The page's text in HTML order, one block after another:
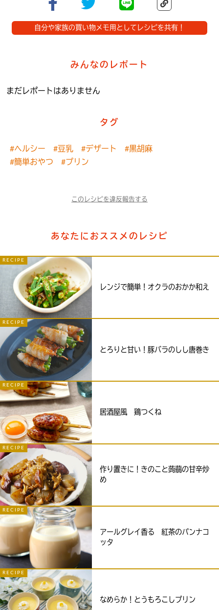
自分や家族の買い物メモ用としてレシピを共有！
みんなのレポート
まだレポートはありません
タグ
#ヘルシー #豆乳 #デザート
#黒胡麻
#簡単おやつ
#プリン
このレシピを違反報告する
あなたにおススメのレシピ
RECIPE
レンジで簡単！オクラのおかか和え
RECIPE
とろりと甘い！豚バラのしし唐巻き
RECIPE
居酒屋風 鶏つくね
RECIPE
作り置きに！きのこと蒟蒻の甘辛炒
め
RECIPE
アールグレイ香る 紅茶のパンナコ
ッタ
RECIPE
なめらか！とうもろこしプリン